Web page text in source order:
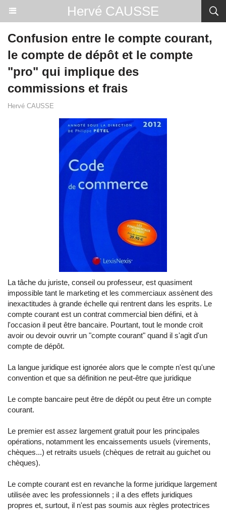
Hervé CAUSSE
Confusion entre le compte courant,
le compte de dépôt et le compte
"pro" qui implique des
commissions et frais
Hervé CAUSSE
La tâche du juriste, conseil ou professeur, est quasiment
impossible tant le marketing et les commerciaux assènent des
inexactitudes à grande échelle qui rentrent dans les esprits. Le
compte courant est un contrat commercial bien défini, et à
l'occasion il peut être bancaire. Pourtant, tout le monde croit
avoir ou devoir ouvrir un "compte courant" quand il s'agit d'un
compte de dépôt.
La langue juridique est ignorée alors que le compte n'est qu'une
convention et que sa définition ne peut-être que juridique
Le compte bancaire peut être de dépôt ou peut être un compte
courant.
Le premier est assez largement gratuit pour les principales
opérations, notamment les encaissements usuels (virements,
chèques...) et retraits usuels (chèques de retrait au guichet ou
chèques).
Le compte courant est en revanche la forme juridique largement
utilisée avec les professionnels ; il a des effets juridiques
propres et, surtout, il n'est pas soumis aux règles protectrices